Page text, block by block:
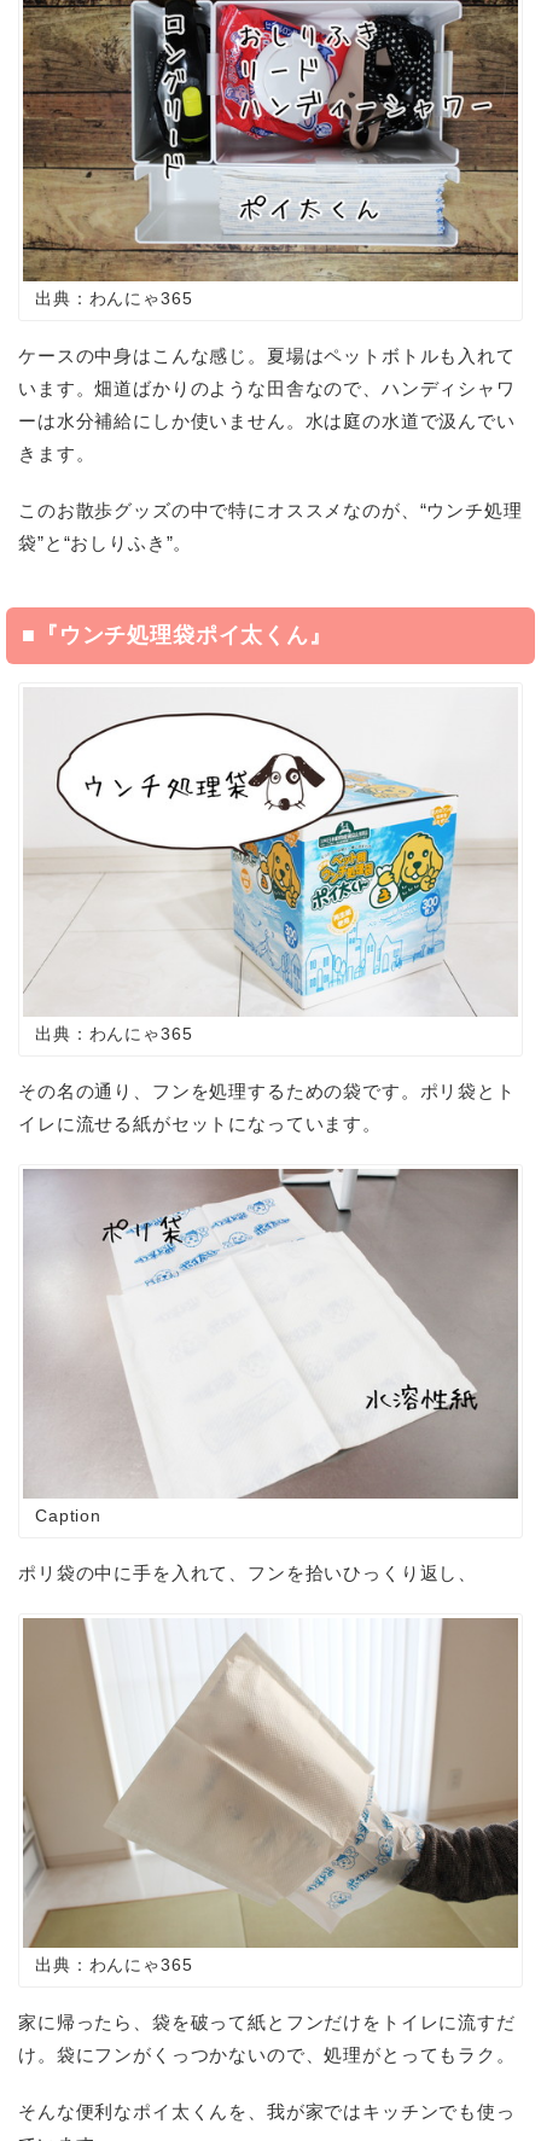
出典：わんにゃ365
ケースの中身はこんな感じ。夏場はペットボトルも入れて
います。畑道ばかりのような田舎なので、ハンディシャワ
ーは水分補給にしか使いません。水は庭の水道で汲んでい
きます。
このお散歩グッズの中で特にオススメなのが、“ウンチ処理
袋”と“おしりふき”。
■『ウンチ処理袋ポイ太くん』
出典：わんにゃ365
その名の通り、フンを処理するための袋です。ポリ袋とト
イレに流せる紙がセットになっています。
Caption
ポリ袋の中に手を入れて、フンを拾いひっくり返し、
出典：わんにゃ365
家に帰ったら、袋を破って紙とフンだけをトイレに流すだ
け。袋にフンがくっつかないので、処理がとってもラク。
そんな便利なポイ太くんを、我が家ではキッチンでも使っ